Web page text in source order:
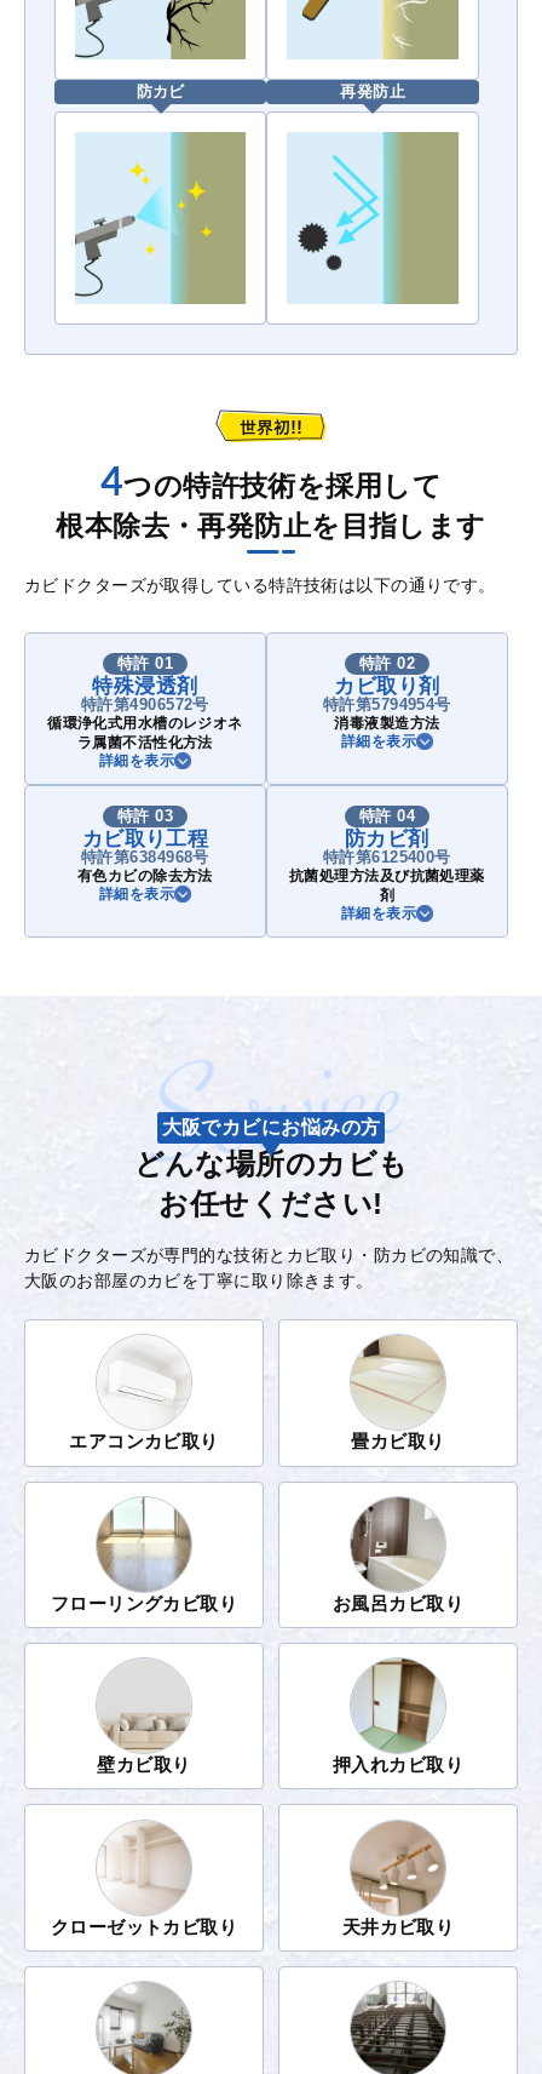
防カビ 再発防止
4つの特許技術を採用して
根本除去・再発防止を目指します
カビドクターズが取得している特許技術は以下の通りです。
特許 01
特殊浸透剤
特許第4906572号
循環浄化式用水槽のレジオネ
ラ属菌不活性化方法
詳細を表示
特許 02
カビ取り剤
特許第5794954号
消毒液製造方法
詳細を表示
特許 03
カビ取り工程
特許第6384968号
有色カビの除去方法
詳細を表示
特許 04
防カビ剤
特許第6125400号
抗菌処理方法及び抗菌処理薬
剤
詳細を表示
大阪でカビにお悩みの方
どんな場所のカビも
お任せください!
カビドクターズが専門的な技術とカビ取り・防カビの知識で、
大阪のお部屋のカビを丁寧に取り除きます。
エアコンカビ取り 畳カビ取り
フローリングカビ取り お風呂カビ取り
壁カビ取り 押入れカビ取り
クローゼットカビ取り 天井カビ取り